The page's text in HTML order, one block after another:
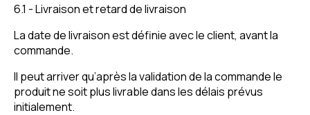
6.1 - Livraison et retard de livraison
La date de livraison est définie avec le client, avant la
commande.
Il peut arriver qu’après la validation de la commande le
produit ne soit plus livrable dans les délais prévus
initialement.